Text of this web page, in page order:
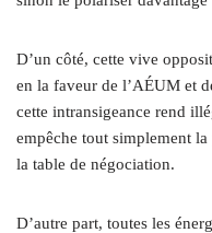
D’un côté, cette vive
en la faveur de l’AÉUM et
cette intransigeance rend
empêche tout simplement
la table de négociation.
D’autre part, toutes les